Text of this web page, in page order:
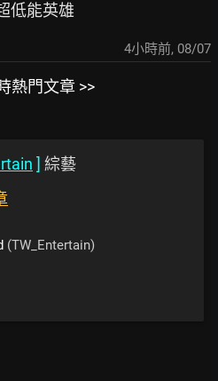
低能英雄
4小時前, 08/07
熱門文章 >>
] 綜藝
(TW_Entertain)